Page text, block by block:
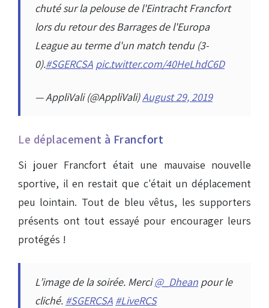
chuté sur la pelouse de l'Eintracht Francfort
lors du retour des Barrages de l'Europa
League au terme d'un match tendu (3-
0).#SGERCSA pic.twitter.com/40HeLhdC6D
— AppliVali (@AppliVali)August 29, 2019
Le déplacement à Francfort
Si jouer Francfort était une mauvaise nouvelle
sportive, il en restait que c'était un déplacement
peu lointain. Tout de bleu vêtus, les supporters
présents ont tout essayé pour encourager leurs
protégés !
L’image de la soirée. Merci@_Dhean pour le
cliché. #SGERCSA #LiveRCS